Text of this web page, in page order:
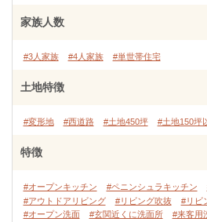
家族人数
#3人家族 #4人家族 #単世帯住宅
土地特徴
#変形地 #西道路 #土地450坪 #土地150坪
特徴
#オープンキッチン #ペニンシュラキッチン
#アウトドアリビング
#リビング吹抜 #リビ
#オープン洗面
#玄関近くに洗面所 #来客用